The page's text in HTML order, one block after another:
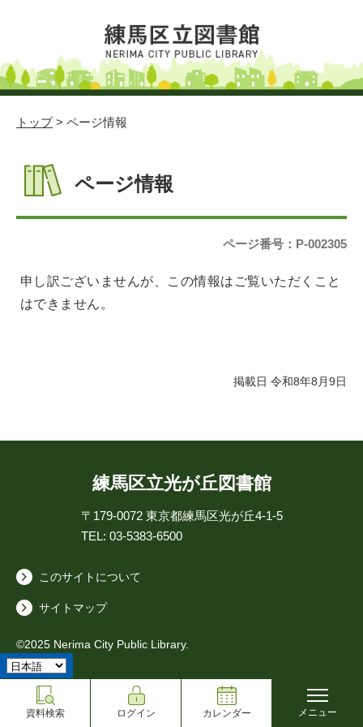
トップ> ページ情報
ページ情報
ページ番号：P-002305
申し訳ございませんが、この情報はご覧いただくこと
はできません。
掲載日 令和8年8月9日
練馬区立光が丘図書館
〒179-0072 東京都練馬区光が丘4-1-5
TEL: 03-5383-6500
このサイトについて
サイトマップ
©2025 Nerima City Public Library.
資料検索 ログイン カレンダー メニュー